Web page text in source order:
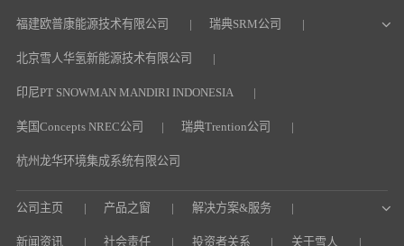
福建欧普康能源技术有限公司 瑞典SRM公司
北京雪人华氢新能源技术有限公司
印尼PT SNOWMAN MANDIRI INDONESIA
美国Concepts NREC公司 瑞典Trention公司
杭州龙华环境集成系统有限公司
公司主页 产品之窗 解决方案&服务
新闻资讯 社会责任 投资者关系 关于雪人